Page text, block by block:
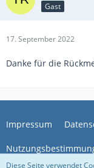
Gast
17. September 2022
Danke für die
Impressum
Diese Seite verwendet